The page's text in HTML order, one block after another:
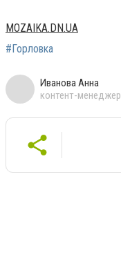
MOZAIKA.DN.UA
#Горловка
Иванова Анна
контент-менеджер